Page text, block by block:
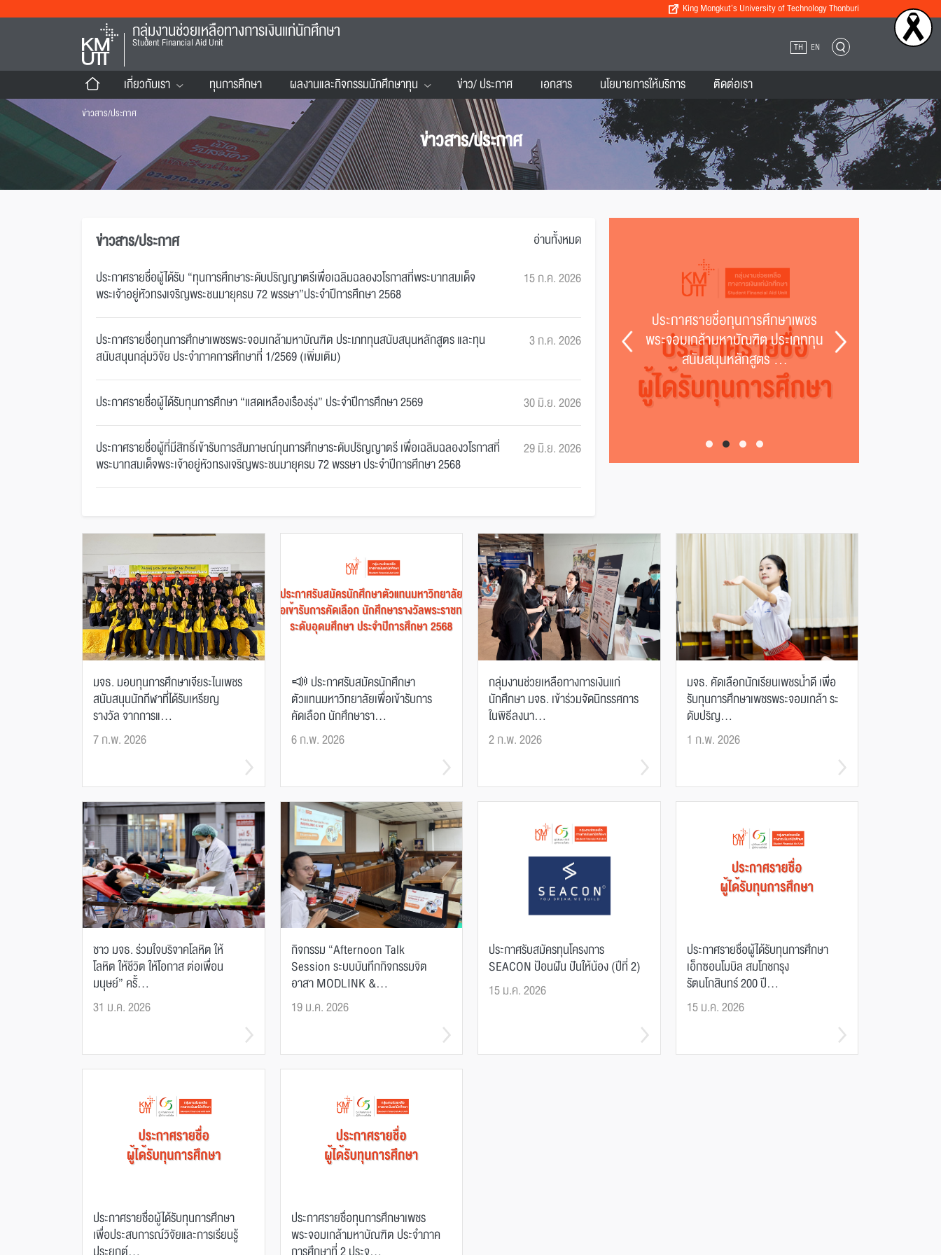
King Mongkut’s University of Technology Thonburi
กลุ่มงานช่วยเหลือทางการเงินแก่นักศึกษา
Student Financial Aid Unit TH EN
เกี่ยวกับเรา ทุนการศึกษา ผลงานและกิจกรรมนักศึกษาทุน ข่าว/ ประกาศ เอกสาร นโยบายการให้บริการ ติดต่อเรา
ข่าวสาร/ประกาศ
ข่าวสาร/ประกาศ
ข่าวสาร/ประกาศ
อ่านทั้งหมด
ประกาศรายชื่อผู้ได้รับ “ทุนการศึกษาระดับปริญญาตรีเพื่อเฉลิมฉลองวโรกาสที่พระบาทสมเด็จ
พระเจ้าอยู่หัวทรงเจริญพระชนมายุครบ 72 พรรษา”ประจำปีการศึกษา 2568
15 ก.ค. 2026
ประกาศรายชื่อทุนการศึกษาเพชรพระจอมเกล้ามหาบัณฑิต ประเภททุนสนับสนุนหลักสูตร และทุน
สนับสนุนกลุ่มวิจัย ประจำภาคการศึกษาที่ 1/2569 (เพิ่มเติม)
3 ก.ค. 2026
ประกาศรายชื่อผู้ได้รับทุนการศึกษา “แสดเหลืองเรืองรุ่ง” ประจำปีการศึกษา 2569 30 มิ.ย. 2026
ประกาศรายชื่อผู้ที่มีสิทธิ์เข้ารับการสัมภาษณ์ทุนการศึกษาระดับปริญญาตรี เพื่อเฉลิมฉลองวโรกาสที่
พระบาทสมเด็จพระเจ้าอยู่หัวทรงเจริญพระชนมายุครบ 72 พรรษา ประจำปีการศึกษา 2568
29 มิ.ย. 2026
ประกาศรายชื่อผู้ที่มีสิทธิ์เข้ารับการ
สัมภาษณ์ทุนการศึกษาระดับ
ปริญญาตรี เพื่...
ประกาศรายชื่อผู้ได้รับ “ทุนการ
ศึกษาระดับปริญญาตรีเพื่อเฉลิม
ประกาศรายชื่อทุนการศึกษาเพชร
พระจอมเกล้ามหาบัณฑิต ประเภททุน
สนับสนุนหลักสูตร ...
มจธ. มอบทุนการศึกษาเจียระไนเพชร
สนับสนุนนักกีฬาที่ได้รับเหรียญ
รางวัล จากการแ...
7 ก.พ. 2026
📣 ประกาศรับสมัครนักศึกษา
ตัวแทนมหาวิทยาลัยเพื่อเข้ารับการ
คัดเลือก นักศึกษารา...
6 ก.พ. 2026
กลุ่มงานช่วยเหลือทางการเงินแก่
นักศึกษา มจธ. เข้าร่วมจัดนิทรรศการ
ในพิธีลงนา...
2 ก.พ. 2026
มจธ. คัดเลือกนักเรียนเพชรน้ำดี เพื่อ
รับทุนการศึกษาเพชรพระจอมเกล้า ระ
ดับปริญ...
1 ก.พ. 2026
ชาว มจธ. ร่วมใจบริจาคโลหิต ให้
โลหิต ให้ชีวิต ให้โอกาส ต่อเพื่อน
มนุษย์” ครั้...
31 ม.ค. 2026
กิจกรรม “Afternoon Talk
Session ระบบบันทึกกิจกรรมจิต
อาสา MODLINK &...
19 ม.ค. 2026
ประกาศรับสมัครทุนโครงการ
SEACON ป้อนฝัน ปันให้น้อง (ปีที่ 2)
15 ม.ค. 2026
ประกาศรายชื่อผู้ได้รับทุนการศึกษา
เอ็กซอนโมบิล สมโภชกรุง
รัตนโกสินทร์ 200 ปี...
15 ม.ค. 2026
ประกาศรายชื่อผู้ได้รับทุนการศึกษา
เพื่อประสบการณ์วิจัยและการเรียนรู้
ประกาศรายชื่อทุนการศึกษาเพชร
พระจอมเกล้ามหาบัณฑิต ประจำภาค